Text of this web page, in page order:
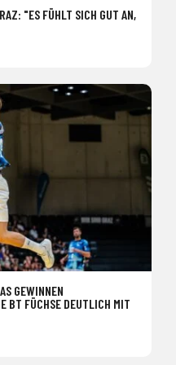
"ES FÜHLT SICH GUT AN,
GEWINNEN
BT FÜCHSE DEUTLICH MIT